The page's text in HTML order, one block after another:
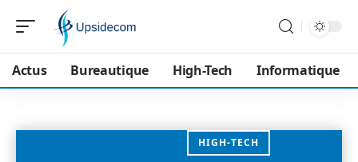
Actus Bureautique High-Tech Informatique
HIGH-TECH